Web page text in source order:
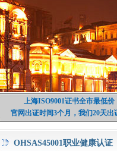
上海ISO9001证书全市最低价
官网出证时间3个月，我们20天出
OHSAS45001职业健康认证
上海信傲科技咨询有限公司：